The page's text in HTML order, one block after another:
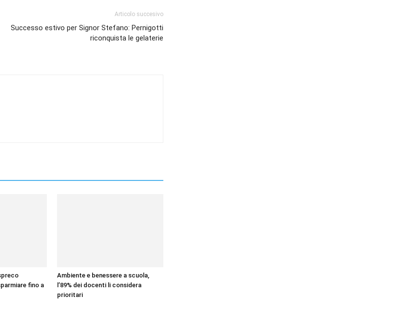
Articolo succesivo
Successo estivo per Signor Stefano: Pernigotti
riconquista le gelaterie
fino a
Ambiente e benessere a scuola,
l’89% dei docenti li considera
prioritari